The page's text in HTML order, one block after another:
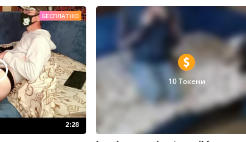
БЕСПЛАТНО
2:28
10 Токени